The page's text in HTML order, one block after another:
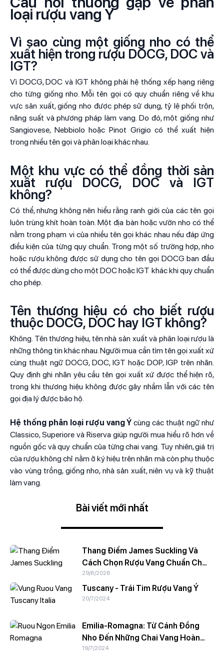
loại rượu vang Ý
Vì sao cùng một giống nho có thể
xuất hiện trong rượu DOCG, DOC và
IGT?
Vì DOCG, DOC và IGT không phải hệ thống xếp hạng riêng
cho từng giống nho. Mỗi tên gọi có quy chuẩn riêng về khu
vực sản xuất, giống nho được phép sử dụng, tỷ lệ phối trộn,
năng suất và phương pháp làm vang. Do đó, một giống như
Sangiovese, Nebbiolo hoặc Pinot Grigio có thể xuất hiện
trong nhiều tên gọi và phân loại khác nhau.
Một khu vực có thể đồng thời sản
xuất rượu DOCG, DOC và IGT
không?
Có thể, nhưng không nên hiểu rằng ranh giới của các tên gọi
luôn trùng khít hoàn toàn. Một địa bàn hoặc vườn nho có thể
nằm trong phạm vi của nhiều tên gọi khác nhau nếu đáp ứng
điều kiện của từng quy chuẩn. Trong một số trường hợp, nho
hoặc rượu không được sử dụng cho tên gọi DOCG ban đầu
có thể được dùng cho một DOC hoặc IGT khác khi quy chuẩn
cho phép.
Tên thương hiệu có cho biết rượu
thuộc DOCG, DOC hay IGT không?
Không. Tên thương hiệu, tên nhà sản xuất và phân loại rượu là
những thông tin khác nhau. Người mua cần tìm tên gọi xuất xứ
cùng thuật ngữ DOCG, DOC, IGT hoặc DOP, IGP trên nhãn.
Quy định ghi nhãn yêu cầu tên gọi xuất xứ được thể hiện rõ,
trong khi thương hiệu không được gây nhầm lẫn với các tên
gọi địa lý được bảo hộ.
Hệ thống phân loại rượu vang Ý cùng các thuật ngữ như
Classico, Superiore và Riserva giúp người mua hiểu rõ hơn về
nguồn gốc và quy chuẩn của từng chai vang. Tuy nhiên, giá trị
của rượu không chỉ nằm ở ký hiệu trên nhãn mà còn phụ thuộc
vào vùng trồng, giống nho, nhà sản xuất, niên vụ và kỹ thuật
làm vang.
Bài viết mới nhất
Thang Điểm James Suckling Và
Cách Chọn Rượu Vang Chuẩn Chất
Lượng
29/6/2026
Tuscany - Trái Tim Rượu Vang Ý
20/7/2024
Emilia-Romagna: Từ Cánh Đồng
Nho Đến Những Chai Vang Hoàn
Hảo
19/7/2024